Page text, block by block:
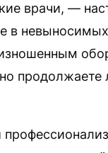
врачи, —
продолжаете